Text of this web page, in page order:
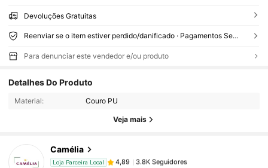
Devoluções Gratuitas
Reenviar se o item estiver perdido/danificado · Pagamentos Seguros · Proteção de privacidade
Para denunciar este vendedor e/ou produto
Detalhes Do Produto
Material: Couro PU
Veja mais
Camélia
Loja Parceira Local
b***npago1 dia atrás